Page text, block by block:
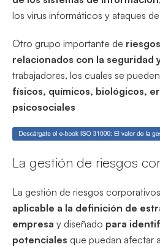
los virus informáticos y ataques
Otro grupo importante de
relacionados con la seguridad
trabajadores, los cuales se
físicos, químicos, biológicos,
psicosociales
La gestión de riesgos
La gestión de riesgos
aplicable a la definición de
empresa y diseñado para
potenciales que puedan afectar